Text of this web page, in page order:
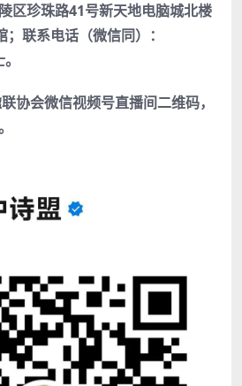
区珍珠路41号新天地电脑城北楼
联系电话（微信同）：
协会微信视频号直播间二维码，